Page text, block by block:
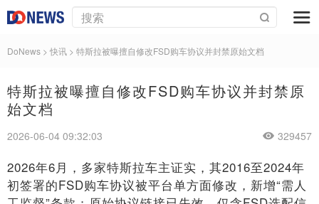
DoNews > 快讯 > 特斯拉被曝擅自修改FSD购车协议并封禁原始文档
特斯拉被曝擅自修改FSD购车协议并封禁原
始文档
2026-06-04 09:32:03 329457
2026年6月，多家特斯拉车主证实，其2016至2024年
初签署的FSD购车协议被平台单方面修改，新增“需人